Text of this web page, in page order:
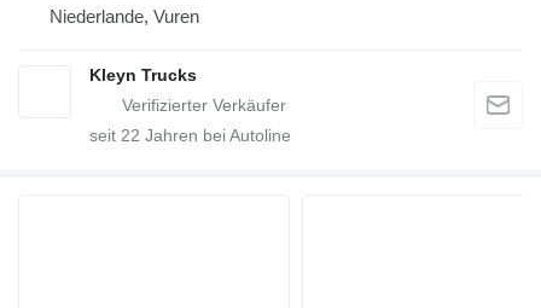
Niederlande, Vuren
Kleyn Trucks
seit 22 Jahren bei Autoline